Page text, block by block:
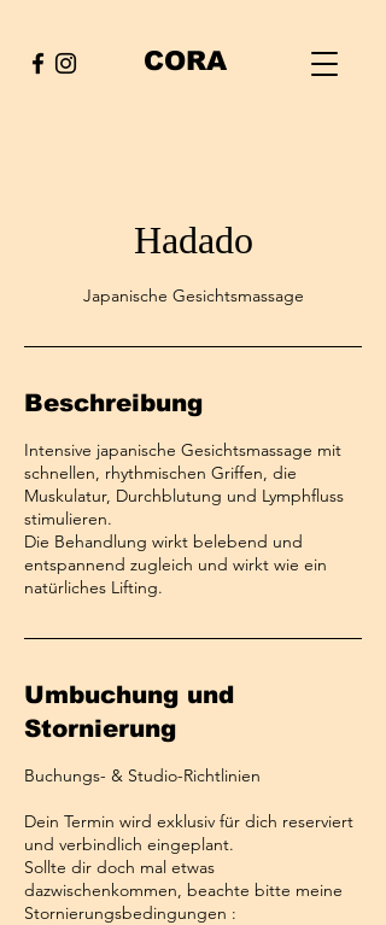
CORA
Hadado
Japanische Gesichtsmassage
Beschreibung
Intensive japanische Gesichtsmassage mit
schnellen, rhythmischen Griffen, die
Muskulatur, Durchblutung und Lymphfluss
stimulieren.
Die Behandlung wirkt belebend und
entspannend zugleich und wirkt wie ein
Umbuchung und
Stornierung
Buchungs- & Studio-Richtlinien
Dein Termin wird exklusiv für dich reserviert
und verbindlich eingeplant.
Sollte dir doch mal etwas
dazwischenkommen, beachte bitte meine
Stornierungsbedingungen :